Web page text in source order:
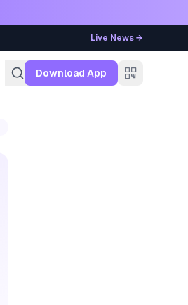
Live News →
Download App